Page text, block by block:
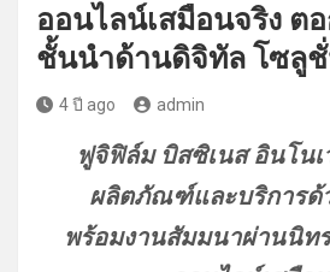
ออนไลน์เสมือนจริง ต
ชั้นนำด้านดิจิทัล โซลู
4 ปี ago admin
ฟูจิฟิล์ม บิสซิเนส อินโน
ผลิตภัณฑ์และบริการด้
พร้อมงานสัมมนาผ่านนิท